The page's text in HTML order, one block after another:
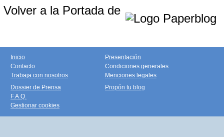
Volver a la Portada de
Inicio
Contacto
Trabaja con nosotros
Presentación
Condiciones generales
Menciones legales
Dossier de Prensa
F.A.Q.
Gestionar cookies
Propón tu blog